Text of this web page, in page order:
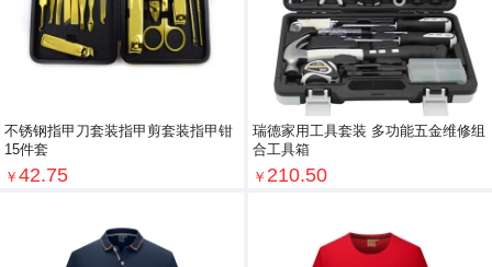
不锈钢指甲刀套装指甲剪套装指甲钳
15件套
￥ 42.75
瑞德家用工具套装 多功能五金维修组
合工具箱
￥ 210.50